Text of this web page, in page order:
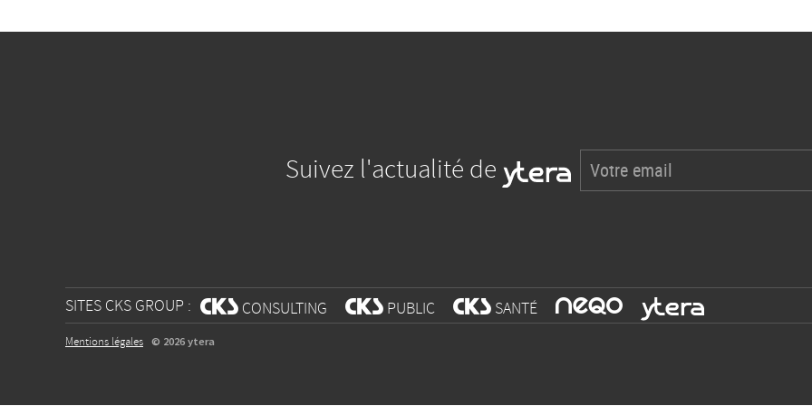
Suivez l'actualité de
SITES CKS GROUP : w CONSULTING w PUBLIC w SANTÉ x
Mentions légales © 2026 ytera